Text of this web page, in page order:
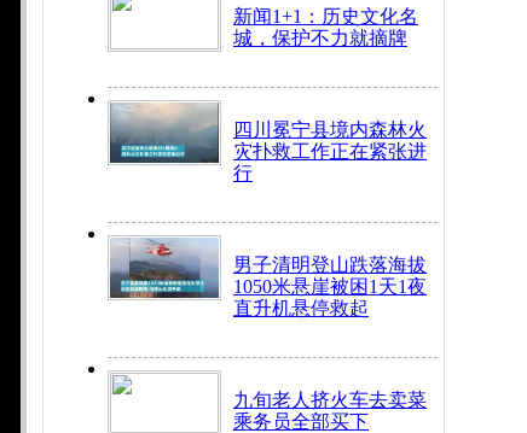
新闻1+1：历史文化名
城，保护不力就摘牌
四川冕宁县境内森林火
灾扑救工作正在紧张进
行
男子清明登山跌落海拔
1050米悬崖被困1天1夜
直升机悬停救起
九旬老人挤火车去卖菜
乘务员全部买下